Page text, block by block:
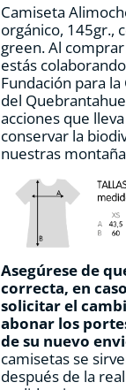
de
Camiseta
orgánico, 145gr.,
green. Al
estás
Fundación para
del
acciones que
conservar la
nuestras
Asegúrese de
correcta, en
solicitar el
abonar los
de su nuevo
camisetas se
después de la